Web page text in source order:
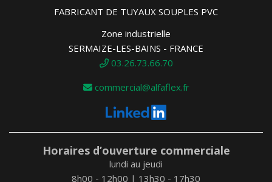
FABRICANT DE TUYAUX SOUPLES PVC
Zone industrielle
SERMAIZE-LES-BAINS - FRANCE
03.26.73.66.70
commercial@alfaflex.fr
Horaires d’ouverture commerciale
lundi au jeudi
8h00 - 12h00 | 13h30 - 17h30